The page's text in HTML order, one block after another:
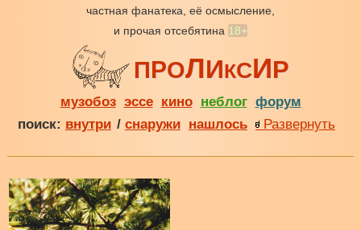
частная фанатека, её осмысление,
и прочая отсебятина 18+
ПРОЛИКСИР
музобоз эссе кино неблог форум
поиск: внутри / снаружи нашлось Развернуть